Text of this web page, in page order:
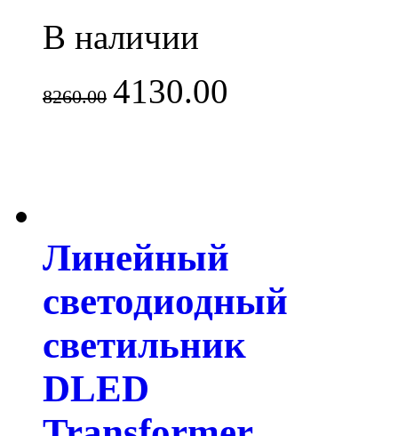
В наличии
8260.00 4130.00
Линейный
светодиодный
светильник
DLED